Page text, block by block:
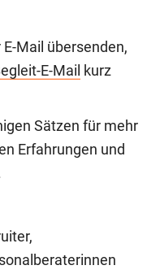
Mail übersenden,
E-Mail kurz
Sätzen für mehr
Erfahrungen und